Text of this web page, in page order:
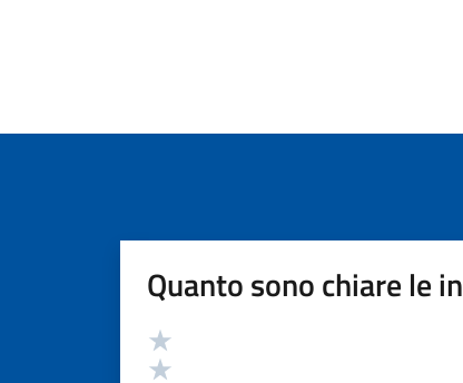
Quanto sono chiare le
Valutazione